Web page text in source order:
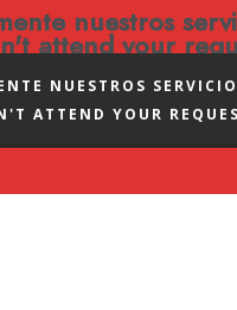
nuestros
attend your
NUESTROS
ATTEND YOUR